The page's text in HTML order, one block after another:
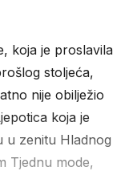
koja je proslavila
stoljeća,
nije obilježio
koja je
u zenitu Hladnog
Tjednu mode,